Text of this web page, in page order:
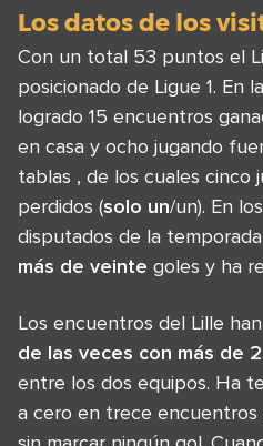
Los datos de los
Con un total 53 puntos el
posicionado de Ligue 1. En
logrado 15 encuentros
en casa y ocho jugando
tablas , de los cuales cinco
perdidos (solo un/un). En
disputados de la
más de veinte goles y ha
Los encuentros del Lille
de las veces con más de
entre los dos equipos. Ha
a cero en trece encuentros